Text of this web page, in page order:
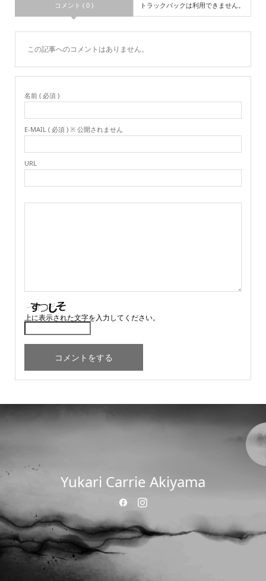
コメント ( 0 ) トラックバックは利用できません。
この記事へのコメントはありません。
名前 ( 必須 )
E-MAIL ( 必須 ) ※ 公開されません
URL
上に表示された文字を入力してください。
Yukari Carrie Akiyama